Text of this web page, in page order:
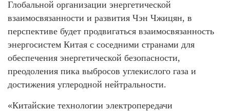
Глобальной организации энергетической
взаимосвязанности и развития Чэн Чжицян, в
перспективе будет продвигаться взаимосвязанность
энергосистем Китая с соседними странами для
обеспечения энергетической безопасности,
преодоления пика выбросов углекислого газа и
достижения углеродной нейтральности.
«Китайские технологии электропередачи